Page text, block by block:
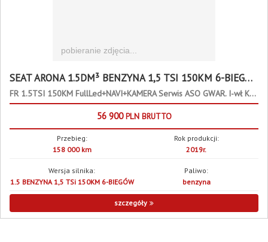
SEAT ARONA 1.5DM³ BENZYNA 1,5 TSI 150KM 6-BIEGÓW 150KM
FR 1.5TSI 150KM FullLed+NAVI+KAMERA Serwis ASO GWAR. I-wł Kraj Bezwyp
56 900PLN BRUTTO
Przebieg:
158 000 km
Rok produkcji:
2019r.
Wersja silnika:
1.5 BENZYNA 1,5 TSi 150KM 6-BIEGÓW
Paliwo:
benzyna
szczegóły